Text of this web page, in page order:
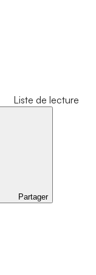
Liste de lecture
Partager